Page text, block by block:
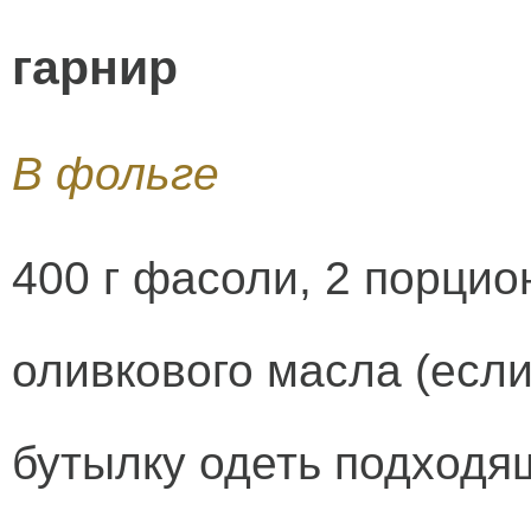
гарнир
В фольге
400 г фасоли, 2
оливкового масла
бутылку одеть